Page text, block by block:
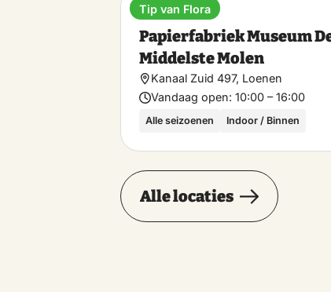
Museum
Papierfabriek Museum
Middelste Molen
Kanaal Zuid 497, Loenen
Vandaag open: 10:00 – 16:00
Alle seizoenen Indoor / Binnen
Tip van Flora
Alle locaties